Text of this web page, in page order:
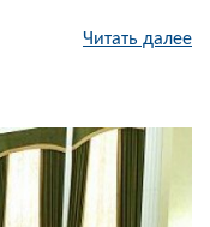
Читать далее